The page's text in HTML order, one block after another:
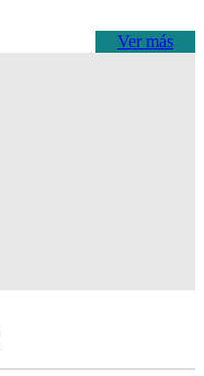
Ver más